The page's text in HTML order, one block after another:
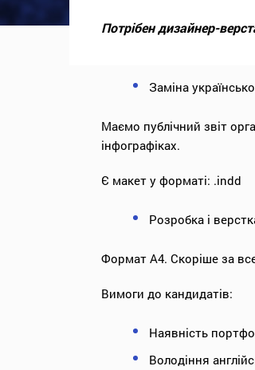
Потрібен дизайнер-
Заміна
Маємо публічний звіт
інфографіках.
Є макет у форматі: .indd
Розробка і
Формат А4. Скоріше за
Вимоги до кандидатів:
Наявність
Володіння